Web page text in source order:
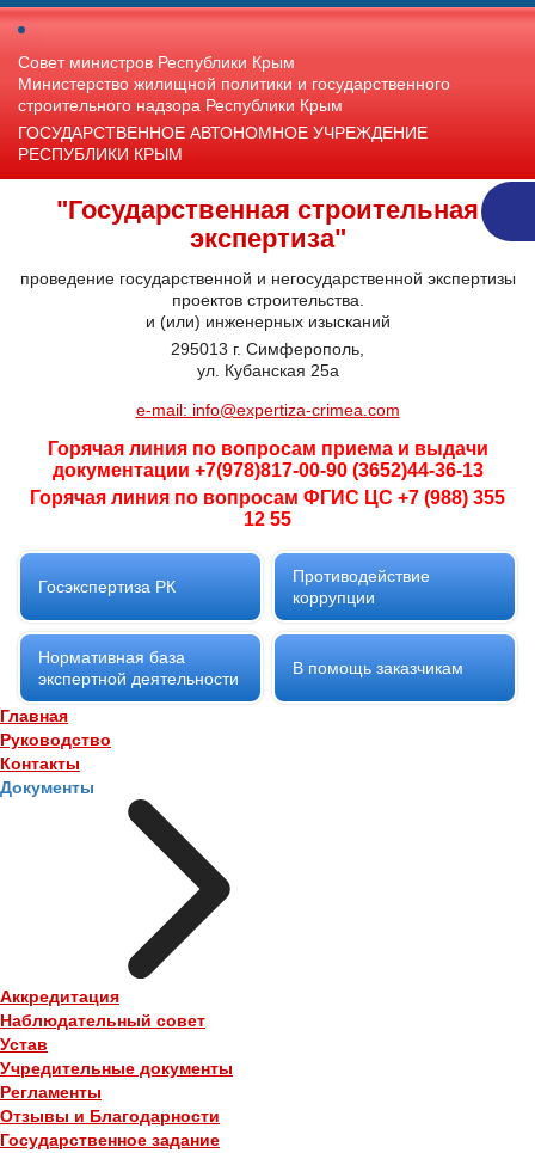
Совет министров Республики Крым
Министерство жилищной политики и государственного
строительного надзора Республики Крым
ГОСУДАРСТВЕННОЕ АВТОНОМНОЕ УЧРЕЖДЕНИЕ
РЕСПУБЛИКИ КРЫМ
"Государственная строительная
экспертиза"
проведение государственной и негосударственной экспертизы
проектов строительства.
и (или) инженерных изысканий
295013 г. Симферополь,
ул. Кубанская 25а
e-mail: info@expertiza-crimea.com
Горячая линия по вопросам приема и выдачи
документации +7(978)817-00-90 (3652)44-36-13
Горячая линия по вопросам ФГИС ЦС +7 (988) 355
12 55
Госэкспертиза РК
Противодействие
коррупции
Нормативная база
экспертной деятельности
В помощь заказчикам
Главная
Руководство
Контакты
Документы
Аккредитация
Наблюдательный совет
Устав
Учредительные документы
Регламенты
Отзывы и Благодарности
Государственное задание